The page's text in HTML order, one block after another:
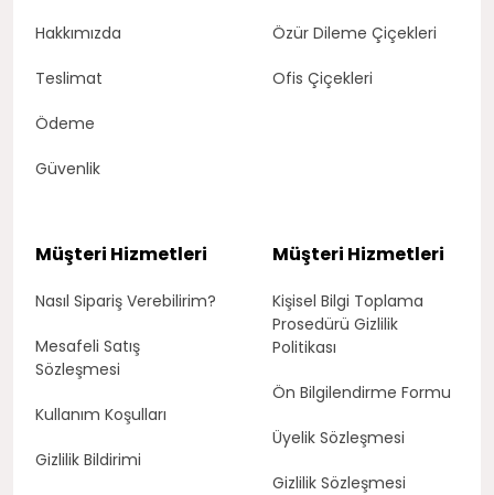
Hakkımızda
Teslimat
Ödeme
Güvenlik
Özür Dileme Çiçekleri
Ofis Çiçekleri
Müşteri Hizmetleri
Nasıl Sipariş Verebilirim?
Mesafeli Satış
Sözleşmesi
Kullanım Koşulları
Gizlilik Bildirimi
Müşteri Hizmetleri
Kişisel Bilgi Toplama
Prosedürü Gizlilik
Politikası
Ön Bilgilendirme Formu
Üyelik Sözleşmesi
Gizlilik Sözleşmesi